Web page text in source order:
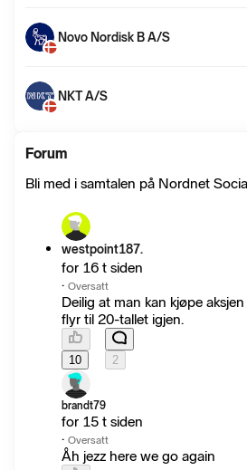
Novo Nordisk B A/S
NKT A/S
Forum
Bli med i samtalen på Nordnet
westpoint187.
for 16 t siden
· Oversatt
Deilig at man kan kjøpe
flyr til 20-tallet igjen.
10 2
brandt79
for 15 t siden
· Oversatt
Åh jezz here we go again